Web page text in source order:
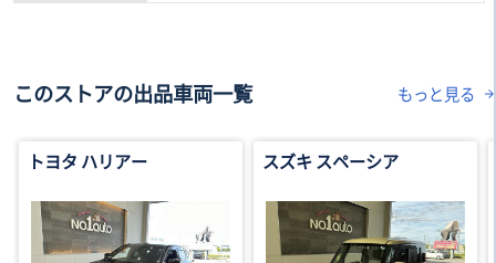
このストアの出品車両一覧 もっと見る
トヨタ ハリアー スズキ スペーシア